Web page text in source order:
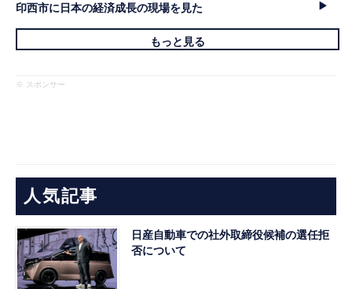
印西市に日本の経済成長の現場を見た
もっと見る
※ スポンサー
人気記事
日産自動車での社外取締役候補の選任拒
否について